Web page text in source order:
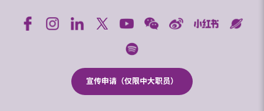
宣传申请（仅限中大职员）